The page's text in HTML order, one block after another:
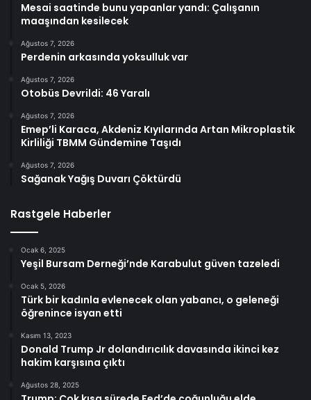
Mesai saatinde bunu yapanlar yandı: Çalışanın
maaşından kesilecek
Ağustos 7, 2026
Perdenin arkasında yoksulluk var
Ağustos 7, 2026
Otobüs Devrildi: 46 Yaralı
Ağustos 7, 2026
Emep’li Karaca, Akdeniz Kıyılarında Artan Mikroplastik
Kirliliği TBMM Gündemine Taşıdı
Ağustos 7, 2026
Sağanak Yağış Duvarı Çöktürdü
Rastgele Haberler
Ocak 6, 2025
Yeşil Bursam Derneği’nde Karabulut güven tazeledi
Ocak 5, 2026
Türk bir kadınla evlenecek olan yabancı, o geleneği
öğrenince isyan etti
Kasım 13, 2023
Donald Trump Jr dolandırıcılık davasında ikinci kez
hakim karşısına çıktı
Ağustos 28, 2025